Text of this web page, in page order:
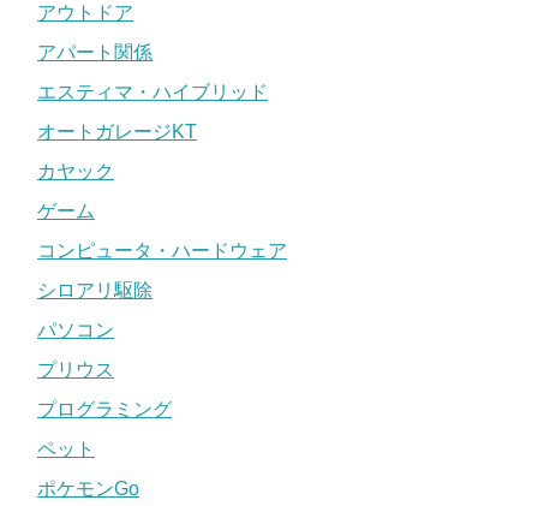
アウトドア
アパート関係
エスティマ・ハイブリッド
オートガレージKT
カヤック
ゲーム
コンピュータ・ハードウェア
シロアリ駆除
パソコン
プリウス
プログラミング
ペット
ポケモンGo